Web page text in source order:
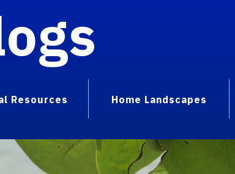
Resources Home Landscapes